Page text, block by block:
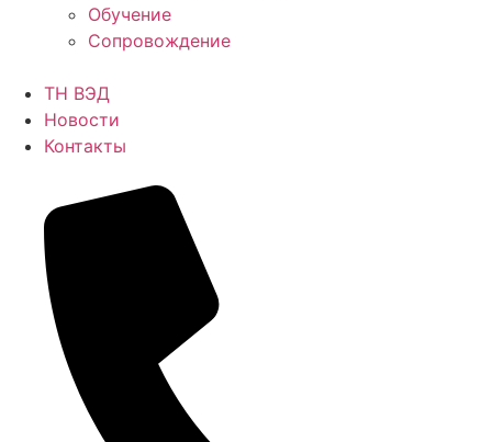
Обучение
Сопровождение
ТН ВЭД
Новости
Контакты